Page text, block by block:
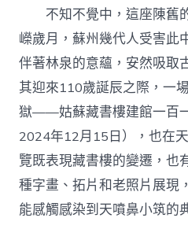
密
空
間
文
史
–
中
國
作
家
中
不知不覺中，這座陳舊
嶸歲月，蘇州幾代人受害此
伴著林泉的意蘊，安然吸取
其迎來110歲誕辰之際，一
獄——姑蘇藏書樓建館一百
2024年12月15日），也在
覽既表現藏書樓的變遷，也
種字畫、拓片和老照片展現
能感觸感染到天噴鼻小筑的